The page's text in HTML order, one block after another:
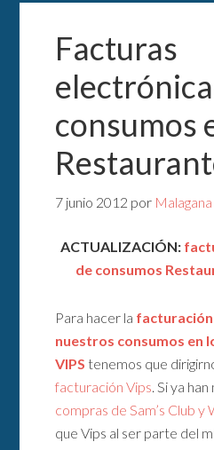
Facturas
consumos
7 junio 2012 por Malagana
ACTUALIZACIÓN:
de consumos
Para hacer la
nuestros consumos en
VIPS tenemos que
facturación Vips. Si ya
compras de Sam’s Club y
que Vips al ser parte del